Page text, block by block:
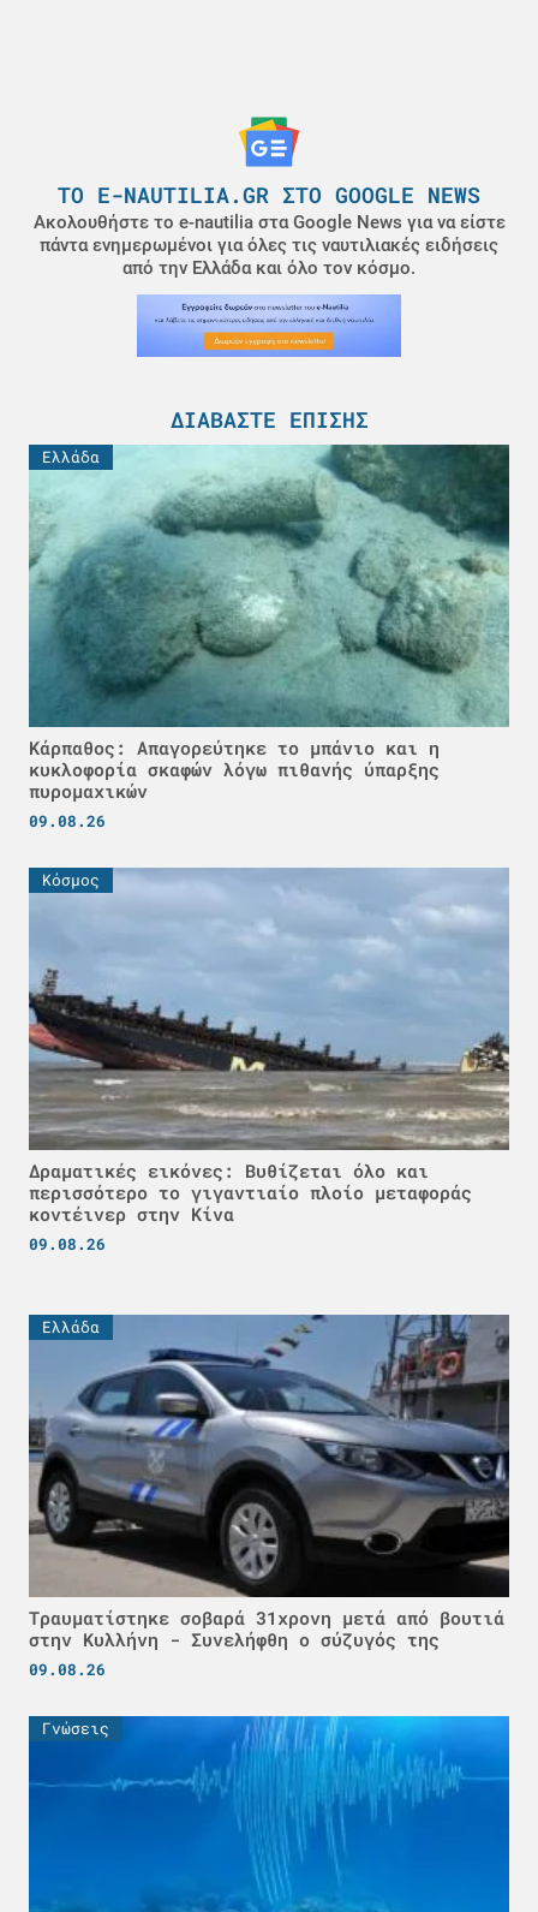
ΤΟ E-NAUTILIA.GR ΣΤΟ GOOGLE NEWS
Ακολουθήστε το e-nautilia στα Google News για να είστε
πάντα ενημερωμένοι για όλες τις ναυτιλιακές ειδήσεις
από την Ελλάδα και όλο τον κόσμο.
ΔΙΑΒΆΣΤΕ ΕΠΊΣΗΣ
Ελλάδα
Κάρπαθος: Απαγορεύτηκε το μπάνιο και η
κυκλοφορία σκαφών λόγω πιθανής ύπαρξης
πυρομαχικών
09.08.26
Κόσμος
Δραματικές εικόνες: Βυθίζεται όλο και
περισσότερο το γιγαντιαίο πλοίο μεταφοράς
κοντέινερ στην Κίνα
09.08.26
Ελλάδα
Τραυματίστηκε σοβαρά 31χρονη μετά από βουτιά
στην Κυλλήνη - Συνελήφθη ο σύζυγός της
09.08.26
Γνώσεις